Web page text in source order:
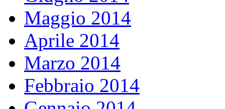
Maggio 2014
Aprile 2014
Marzo 2014
Febbraio 2014